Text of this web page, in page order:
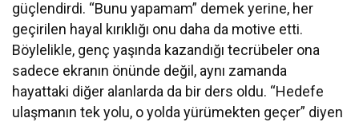
güçlendirdi. “Bunu yapamam” demek yerine, her
geçirilen hayal kırıklığı onu daha da motive etti.
Böylelikle, genç yaşında kazandığı tecrübeler ona
sadece ekranın önünde değil, aynı zamanda
hayattaki diğer alanlarda da bir ders oldu. “Hedefe
ulaşmanın tek yolu, o yolda yürümekten geçer” diyen